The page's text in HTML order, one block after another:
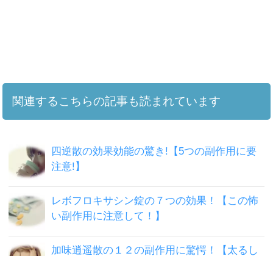
関連するこちらの記事も読まれています
四逆散の効果効能の驚き!【5つの副作用に要
注意!】
レボフロキサシン錠の７つの効果！【この怖
い副作用に注意して！】
加味逍遥散の１２の副作用に驚愕！【太るし